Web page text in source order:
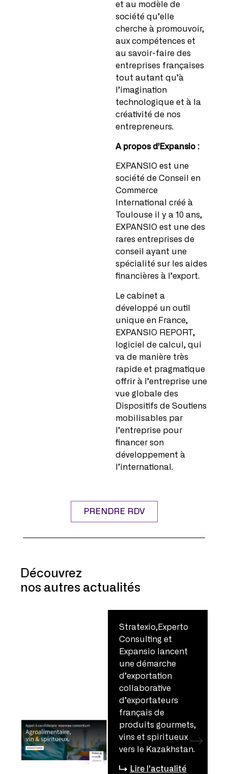
et au modèle de
société qu’elle
cherche à promouvoir,
aux compétences et
au savoir-faire des
entreprises françaises
tout autant qu’à
l’imagination
technologique et à la
créativité de nos
entrepreneurs.
A propos d’Expansio :
EXPANSIO est une
société de Conseil en
Commerce
International créé à
Toulouse il y a 10 ans,
EXPANSIO est une des
rares entreprises de
conseil ayant une
spécialité sur les aides
financières à l’export.
Le cabinet a
développé un outil
unique en France,
EXPANSIO REPORT,
logiciel de calcul, qui
va de manière très
rapide et pragmatique
offrir à l’entreprise une
vue globale des
Dispositifs de Soutiens
mobilisables par
l’entreprise pour
financer son
développement à
l’international.
PRENDRE RDV
Découvrez
nos autres actualités
Stratexio,Experto
Consulting et
Expansio lancent
une démarche
d’exportation
collaborative
d’exportateurs
français de
produits gourmets,
vins et spiritueux
vers le Kazakhstan.
Lire l'actualité